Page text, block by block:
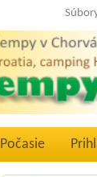
Počasie